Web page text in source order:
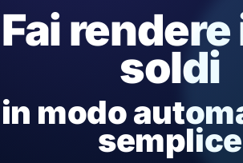
Fai
soldi
in modo
semplice